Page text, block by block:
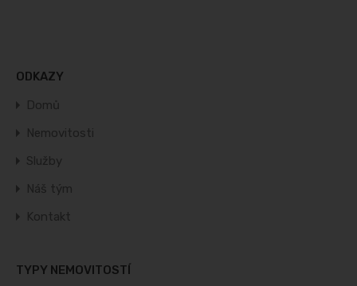
ODKAZY
Domů
Nemovitosti
Služby
Náš tým
Kontakt
TYPY NEMOVITOSTÍ